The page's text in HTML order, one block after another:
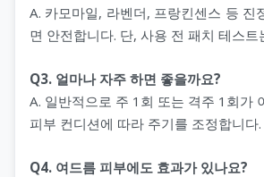
A. 카모마일, 라벤더, 프랑킨센스 등 진
면 안전합니다. 단, 사용 전 패치 테스트
Q3. 얼마나 자주 하면 좋을까요?
A. 일반적으로 주 1회 또는 격주 1회가
피부 컨디션에 따라 주기를 조정합니다.
Q4. 여드름 피부에도 효과가 있나요?